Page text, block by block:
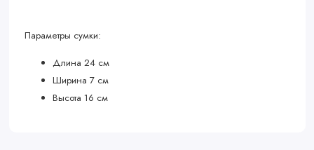
Параметры сумки:
Длина 24 см
Ширина 7 см
Высота 16 см